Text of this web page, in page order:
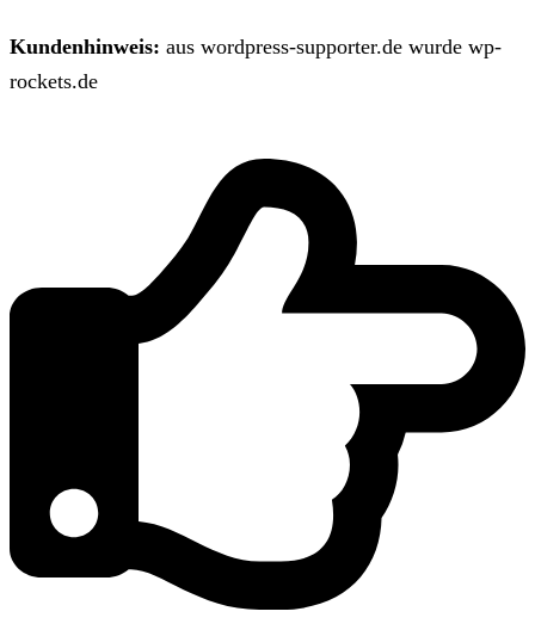
Kundenhinweis: aus wordpress-supporter.de wurde wp-
rockets.de